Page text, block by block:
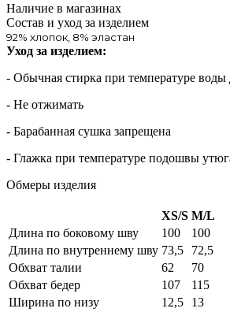
Наличие в магазинах
Состав и уход за изделием
92% хлопок, 8% эластан
Уход за изделием:
- Обычная стирка при температуре воды
- Не отжимать
- Барабанная сушка запрещена
- Глажка при температуре подошвы
Обмеры изделия
XS/S M/L
Длина по боковому шву
100
100
Длина по внутреннему шву 73,5
72,5
Обхват талии
62
70
Обхват бедер
107
115
Ширина по низу
12,5 13